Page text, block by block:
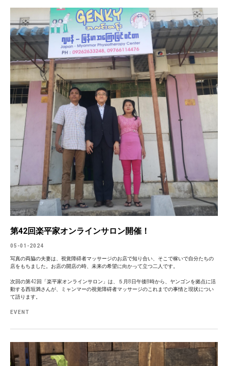
第42回楽平家オンラインサロン開催！
05-01-2024
写真の両脇の夫妻は、視覚障碍者マッサージのお店で知り合い、そこで稼いで自分たちの
店をもちました。お店の開店の時、未来の希望に向かって立つ二人です。
次回の第42回「楽平家オンラインサロン」は、５月8日午後8時から、ヤンゴンを拠点に活
動する西垣満さんが、ミャンマーの視覚障碍者マッサージのこれまでの事情と現状につい
て語ります。
EVENT